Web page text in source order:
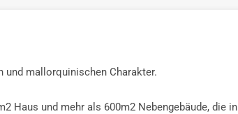
und mallorquinischen Charakter.
Haus und mehr als 600m2 Nebengebäude, die in